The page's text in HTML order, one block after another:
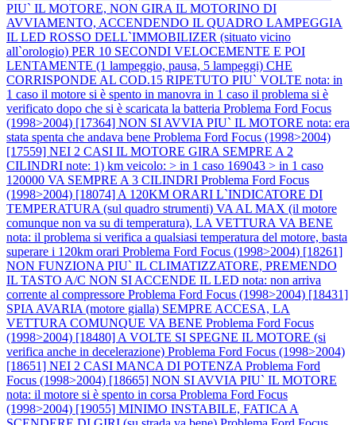
PIU` IL MOTORE, NON GIRA IL MOTORINO DI
AVVIAMENTO, ACCENDENDO IL QUADRO LAMPEGGIA
IL LED ROSSO DELL`IMMOBILIZER (situato vicino
all`orologio) PER 10 SECONDI VELOCEMENTE E POI
LENTAMENTE (1 lampeggio, pausa, 5 lampeggi) CHE
CORRISPONDE AL COD.15 RIPETUTO PIU` VOLTE nota: in
1 caso il motore si è spento in manovra in 1 caso il problema si è
verificato dopo che si è scaricata la batteria Problema Ford Focus
(1998>2004) [17364] NON SI AVVIA PIU` IL MOTORE nota: era
stata spenta che andava bene Problema Ford Focus (1998>2004)
[17559] NEI 2 CASI IL MOTORE GIRA SEMPRE A 2
CILINDRI note: 1) km veicolo: > in 1 caso 169043 > in 1 caso
120000 VA SEMPRE A 3 CILINDRI Problema Ford Focus
(1998>2004) [18074] A 120KM ORARI L`INDICATORE DI
TEMPERATURA (sul quadro strumenti) VA AL MAX (il motore
comunque non va su di temperatura), LA VETTURA VA BENE
nota: il problema si verifica a qualsiasi temperatura del motore, basta
superare i 120km orari Problema Ford Focus (1998>2004) [18261]
NON FUNZIONA PIU` IL CLIMATIZZATORE, PREMENDO
IL TASTO A/C NON SI ACCENDE IL LED nota: non arriva
corrente al compressore Problema Ford Focus (1998>2004) [18431]
SPIA AVARIA (motore gialla) SEMPRE ACCESA, LA
VETTURA COMUNQUE VA BENE Problema Ford Focus
(1998>2004) [18480] A VOLTE SI SPEGNE IL MOTORE (si
verifica anche in decelerazione) Problema Ford Focus (1998>2004)
[18651] NEI 2 CASI MANCA DI POTENZA Problema Ford
Focus (1998>2004) [18665] NON SI AVVIA PIU` IL MOTORE
nota: il motore si è spento in corsa Problema Ford Focus
(1998>2004) [19055] MINIMO INSTABILE, FATICA A